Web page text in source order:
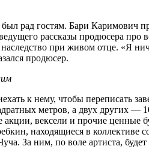
рад гостям. Бари Каримович
рассказы продюсера про
при живом отце. «Я
продюсер.
к нему, чтобы переписать
метров, а двух других —
вексели и прочие ценные
находящиеся в коллективе
За ним, по воле артиста,